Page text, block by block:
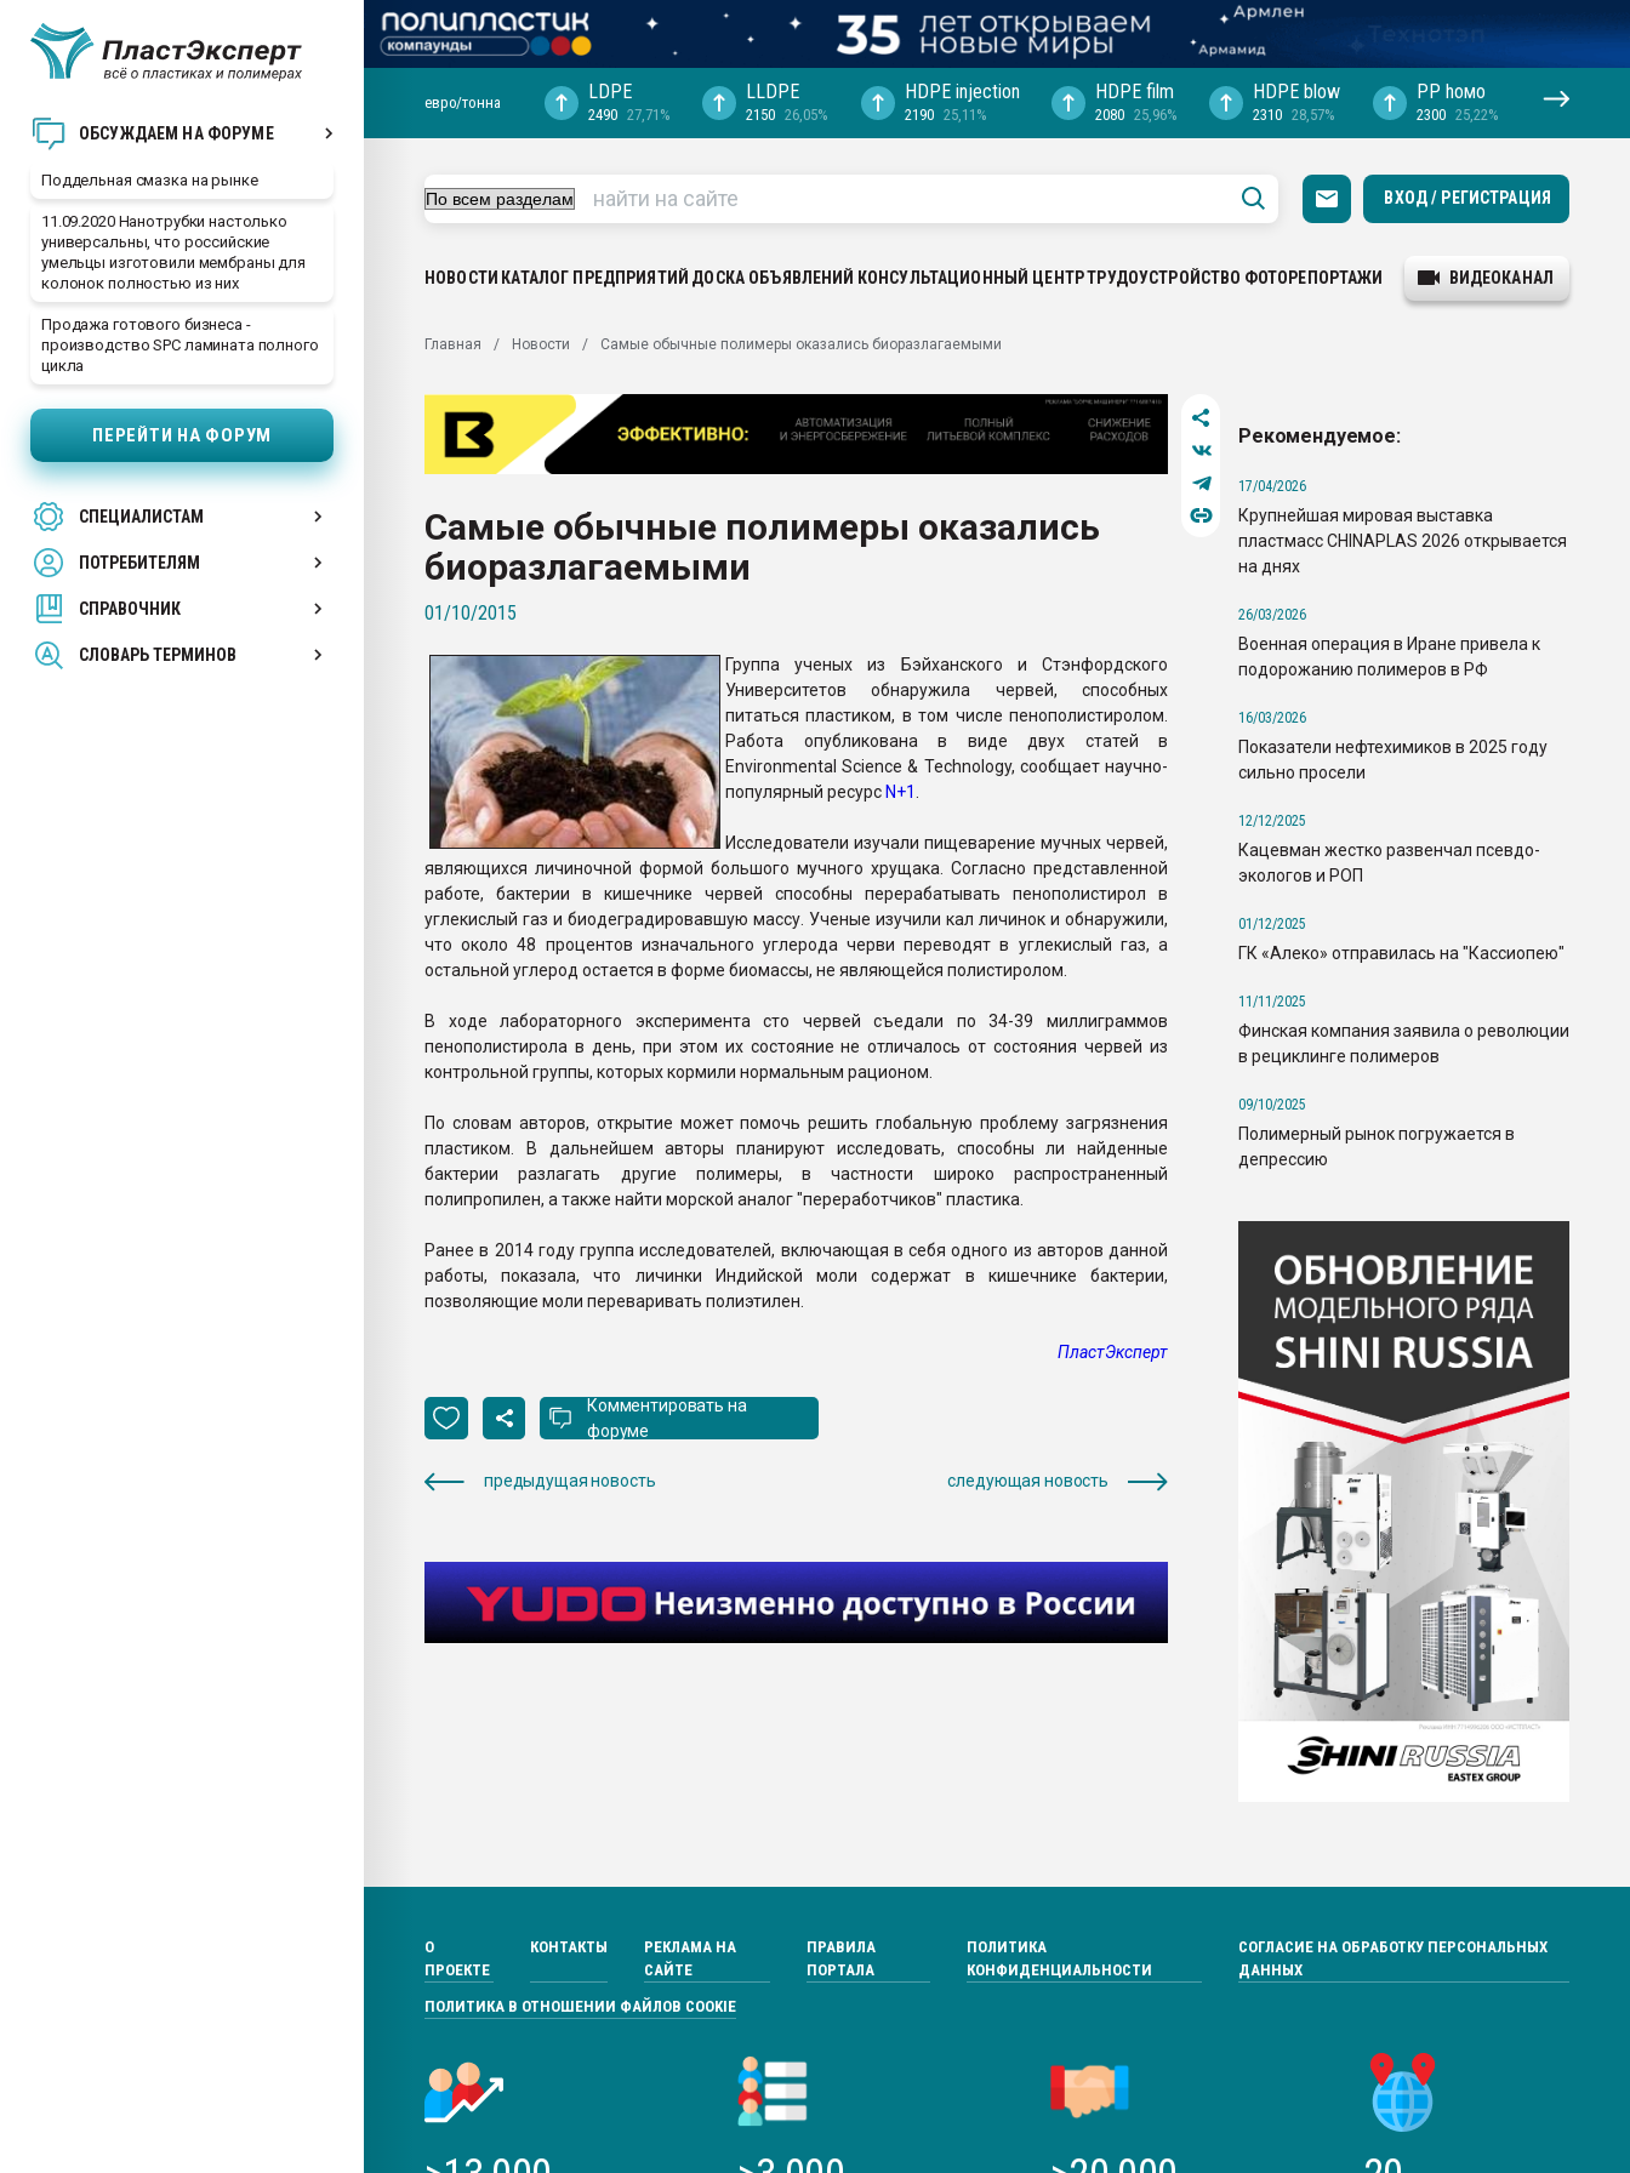
ОБСУЖДАЕМ НА ФОРУМЕ
Поддельная смазка на рынке
11.09.2020 Нанотрубки настолько
универсальны, что российские
умельцы изготовили мембраны для
колонок полностью из них
Продажа готового бизнеса -
производство SPC ламината полного
цикла
ПЕРЕЙТИ НА ФОРУМ
СПЕЦИАЛИСТАМ
ПОТРЕБИТЕЛЯМ
СПРАВОЧНИК
СЛОВАРЬ ТЕРМИНОВ
ближайшее подмосковье, с.-в.
Подмосковье, Москва
первый план в переработке
28.07.2026 "Технониколь" довольна
Всё, что касается выдува ПЭТ
Материал поверхности пуансона для
Продам отходы Композиция
поликарбоната и АБС-пластика
Armaloy PC/ABS-1IM черный цвет
евро/тонна LDPE
2490 27,71%
LLDPE
2150 26,05%
HDPE injection
2190 25,11%
HDPE film
2080 25,96%
HDPE blow
2310 28,57%
PP hомо
2300 25,22%
ВХОД / РЕГИСТРАЦИЯ
НОВОСТИ КАТАЛОГ ПРЕДПРИЯТИЙ ДОСКА ОБЪЯВЛЕНИЙ КОНСУЛЬТАЦИОННЫЙ ЦЕНТРТРУДОУСТРОЙСТВО ФОТОРЕПОРТАЖИ ВИДЕОКАНАЛ
Главная Новости Самые обычные полимеры оказались биоразлагаемыми
Самые обычные полимеры оказались
биоразлагаемыми
01/10/2015
Группа ученых из Бэйханского и Стэнфордского
Университетов обнаружила червей, способных
питаться пластиком, в том числе пенополистиролом.
Работа опубликована в виде двух статей в
Environmental Science & Technology, сообщает научно-
популярный ресурс N+1.
Исследователи изучали пищеварение мучных червей,
являющихся личиночной формой большого мучного хрущака. Согласно представленной
работе, бактерии в кишечнике червей способны перерабатывать пенополистирол в
углекислый газ и биодеградировавшую массу. Ученые изучили кал личинок и обнаружили,
что около 48 процентов изначального углерода черви переводят в углекислый газ, а
остальной углерод остается в форме биомассы, не являющейся полистиролом.
В ходе лабораторного эксперимента сто червей съедали по 34-39 миллиграммов
пенополистирола в день, при этом их состояние не отличалось от состояния червей из
контрольной группы, которых кормили нормальным рационом.
По словам авторов, открытие может помочь решить глобальную проблему загрязнения
пластиком. В дальнейшем авторы планируют исследовать, способны ли найденные
бактерии разлагать другие полимеры, в частности широко распространенный
полипропилен, а также найти морской аналог "переработчиков" пластика.
Ранее в 2014 году группа исследователей, включающая в себя одного из авторов данной
работы, показала, что личинки Индийской моли содержат в кишечнике бактерии,
позволяющие моли переваривать полиэтилен.
ПластЭксперт
Комментировать на
форуме
предыдущая новость следующая новость
Рекомендуемое:
17/04/2026
Крупнейшая мировая выставка
пластмасс CHINAPLAS 2026 открывается
на днях
26/03/2026
Военная операция в Иране привела к
подорожанию полимеров в РФ
16/03/2026
Показатели нефтехимиков в 2025 году
сильно просели
12/12/2025
Кацевман жестко развенчал псевдо-
экологов и РОП
01/12/2025
ГК «Алеко» отправилась на "Кассиопею"
11/11/2025
Финская компания заявила о революции
в рециклинге полимеров
09/10/2025
Полимерный рынок погружается в
депрессию
О
ПРОЕКТЕ
КОНТАКТЫ
РЕКЛАМА НА
САЙТЕ
ПРАВИЛА
ПОРТАЛА
ПОЛИТИКА
КОНФИДЕНЦИАЛЬНОСТИ
СОГЛАСИЕ НА ОБРАБОТКУ ПЕРСОНАЛЬНЫХ
ДАННЫХ
ПОЛИТИКА В ОТНОШЕНИИ ФАЙЛОВ COOKIE